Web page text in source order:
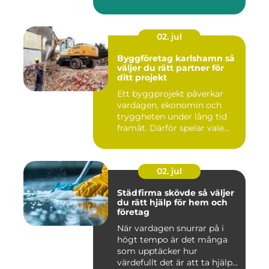
02. jul
Byggföretag karlshamn så
väljer du rätt partner för
ditt projekt
Ett byggprojekt påverkar
vardagen, ekonomin och
tryggheten under lång tid
framåt. Därför spelar vale...
02. jul
Städfirma skövde så väljer
du rätt hjälp för hem och
företag
När vardagen snurrar på i
högt tempo är det många
som upptäcker hur
värdefullt det är att ta hjälp